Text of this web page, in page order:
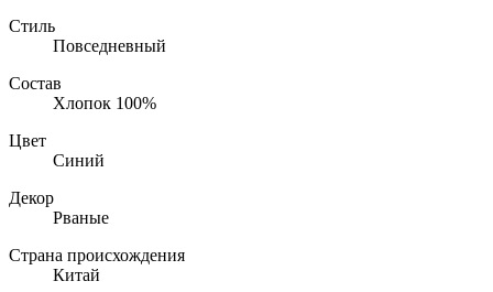
Стиль
Повседневный
Состав
Хлопок 100%
Цвет
Синий
Декор
Рваные
Страна происхождения
Китай